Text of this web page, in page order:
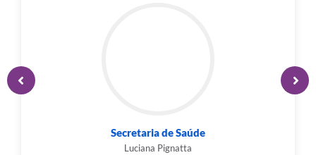
Secretaria de Saúde
Luciana Pignatta